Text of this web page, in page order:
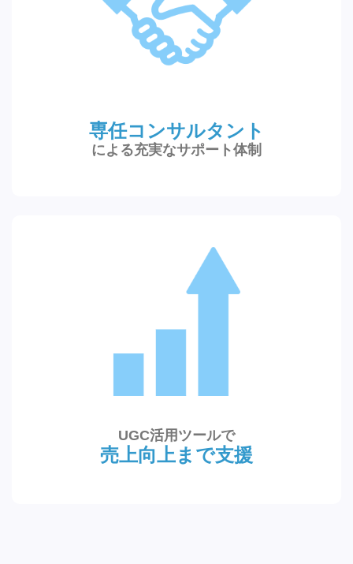
専任コンサルタント
による充実なサポート体制
UGC活用ツールで
売上向上まで支援